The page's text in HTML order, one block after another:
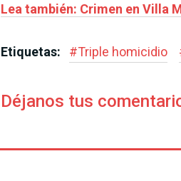
Lea también: Crimen en Villa
Etiquetas: #Triple homicidio
Déjanos tus